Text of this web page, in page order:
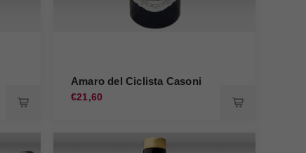
Amaro del Ciclista Casoni
€21,60